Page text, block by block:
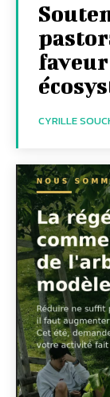
CYRILLE